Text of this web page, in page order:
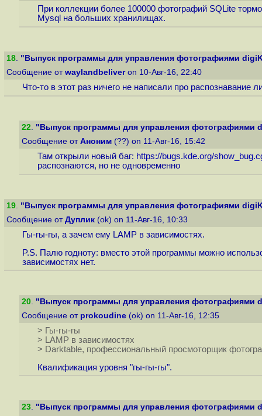
При коллекции более 100000 фотографий SQLite
Mysql на больших хранилищах.
18. "Выпуск программы для управления фотографиями
Сообщение от waylandbeliveron 10-Авг-16, 22:40
Что-то в этот раз ничего не написали про распознавание
22. "Выпуск программы для управления фотографиями
Сообщение от Аноним (??) on 11-Авг-16, 15:42
Там открыли новый баг: https://bugs.kde.org/
распознаются, но не одновременно
19. "Выпуск программы для управления фотографиями
Сообщение от Дуплик (ok) on 11-Авг-16, 10:33
Гы-гы-гы, а зачем ему LAMP в зависимостях.
P.S. Палю годноту: вместо этой программы можно
зависимостях нет.
20. "Выпуск программы для управления фотографиями
Сообщение от prokoudine (ok) on 11-Авг-16, 12:35
> Гы-гы-гы
> LAMP в зависимостях
> Darktable, профессиональный просмоторщик
Квалификация уровня "гы-гы-гы".
23. "Выпуск программы для управления фотографиями